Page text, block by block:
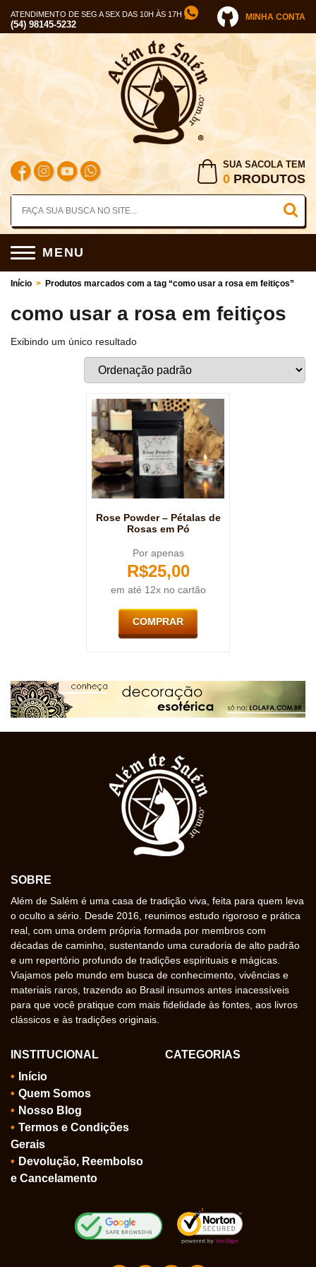
ATENDIMENTO DE SEG A SEX DAS 10H ÀS 17H
(54) 98145-5232
MINHA CONTA
SUA SACOLA TEM
0 PRODUTOS
MENU
Início > Produtos marcados com a tag “como usar a rosa em feitiços”
como usar a rosa em feitiços
Exibindo um único resultado
Rose Powder – Pétalas de
Rosas em Pó
Por apenas
R$25,00
em até 12x no cartão
COMPRAR
SOBRE
Além de Salém é uma casa de tradição viva, feita para quem leva
o oculto a sério. Desde 2016, reunimos estudo rigoroso e prática
real, com uma ordem própria formada por membros com
décadas de caminho, sustentando uma curadoria de alto padrão
e um repertório profundo de tradições espirituais e mágicas.
Viajamos pelo mundo em busca de conhecimento, vivências e
materiais raros, trazendo ao Brasil insumos antes inacessíveis
para que você pratique com mais fidelidade às fontes, aos livros
clássicos e às tradições originais.
INSTITUCIONAL
Início
Quem Somos
Nosso Blog
Termos e Condições
Gerais
Devolução, Reembolso
e Cancelamento
CATEGORIAS